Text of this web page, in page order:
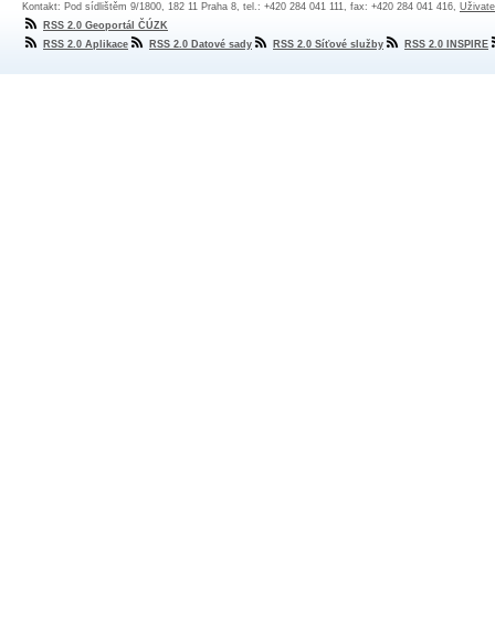
Kontakt: Pod sídlištěm 9/1800, 182 11 Praha 8, tel.: +420 284 041 111, fax: +420 284 041 416,
RSS 2.0 Geoportál ČÚZK
RSS 2.0 Aplikace
RSS 2.0 Datové sady RSS 2.0 Síťové služby RSS 2.0 INSPIRE